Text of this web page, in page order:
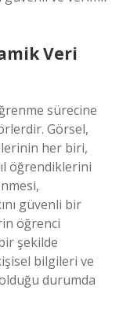
Veri
sürecine
Görsel,
her biri,
öğrendiklerini
güvenli bir
öğrenci
şekilde
bilgileri ve
durumda